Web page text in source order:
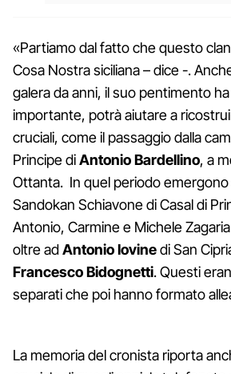
«Partiamo dal fatto che questo clan
Cosa Nostra siciliana – dice -.
galera da anni, il suo pentimento
importante, potrà aiutare a
cruciali, come il passaggio dalla
Principe diAntonio Bardellino, a
Ottanta. In quel periodo
Sandokan Schiavone di Casal di
Antonio, Carmine e Michele
oltre adAntonio Iovinedi San
Francesco Bidognetti. Questi
separati che poi hanno formato
La memoria del cronista riporta